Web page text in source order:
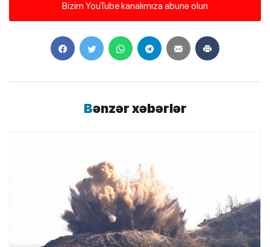
Bizim YouTube kanalımıza abunə olun
Bənzər xəbərlər